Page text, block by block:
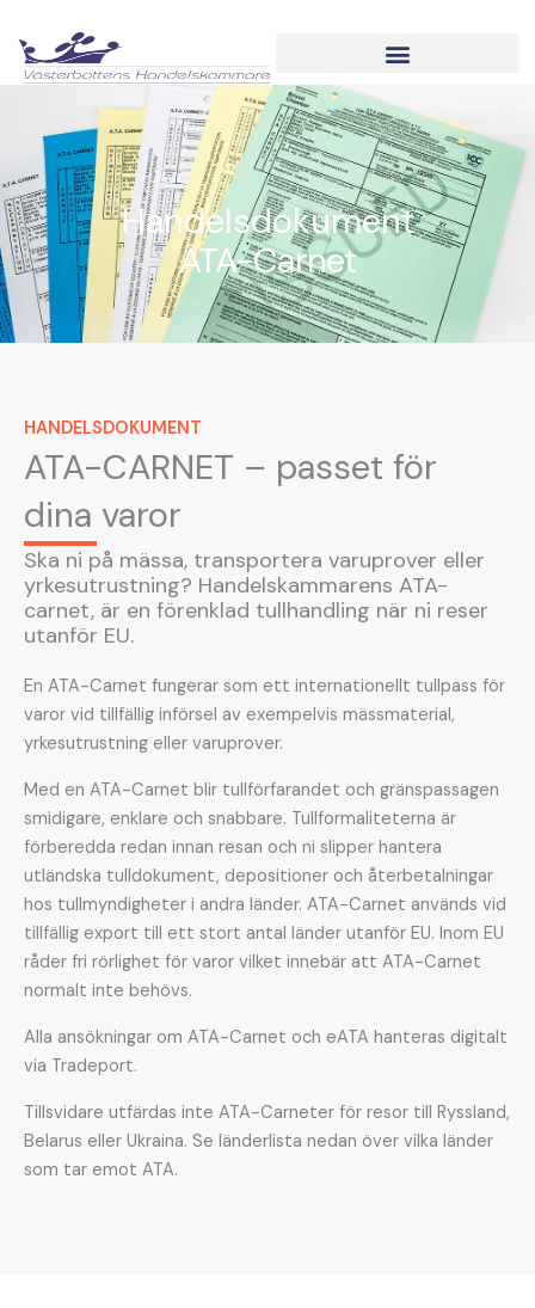
innehåll
Handelsdokument
ATA-Carnet
HANDELSDOKUMENT
ATA-CARNET – passet för
dina varor
Ska ni på mässa, transportera varuprover eller
yrkesutrustning? Handelskammarens ATA-
carnet, är en förenklad tullhandling när ni reser
utanför EU.
En ATA-Carnet fungerar som ett internationellt tullpass för
varor vid tillfällig införsel av exempelvis mässmaterial,
yrkesutrustning eller varuprover.
Med en ATA-Carnet blir tullförfarandet och gränspassagen
smidigare, enklare och snabbare. Tullformaliteterna är
förberedda redan innan resan och ni slipper hantera
utländska tulldokument, depositioner och återbetalningar
hos tullmyndigheter i andra länder. ATA-Carnet används vid
tillfällig export till ett stort antal länder utanför EU. Inom EU
råder fri rörlighet för varor vilket innebär att ATA-Carnet
normalt inte behövs.
Alla ansökningar om ATA-Carnet och eATA hanteras digitalt
via Tradeport.
Tillsvidare utfärdas inte ATA-Carneter för resor till Ryssland,
Belarus eller Ukraina. Se länderlista nedan över vilka länder
som tar emot ATA.